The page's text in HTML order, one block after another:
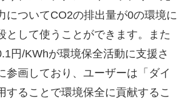
についてCO2の排出量が0の環境に
として使うことができます。また
円/KWhが環境保全活動に支援さ
参画しており、ユーザーは「ダイ
することで環境保全に貢献するこ